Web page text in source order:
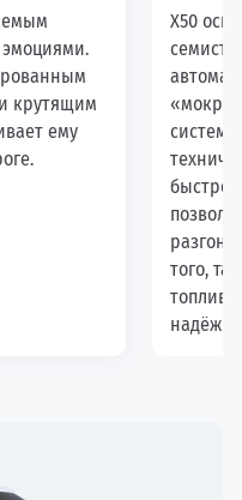
крутящим
ему
X50
того,